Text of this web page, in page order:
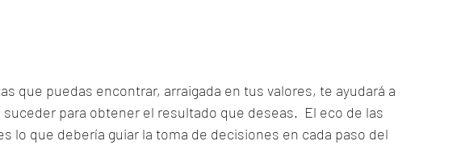
que puedas encontrar, arraigada en tus valores, te ayudará a
para obtener el resultado que deseas.  El eco de las
lo que debería guiar la toma de decisiones en cada paso del